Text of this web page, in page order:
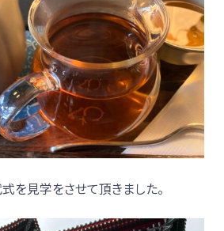
を見学をさせて頂きました。